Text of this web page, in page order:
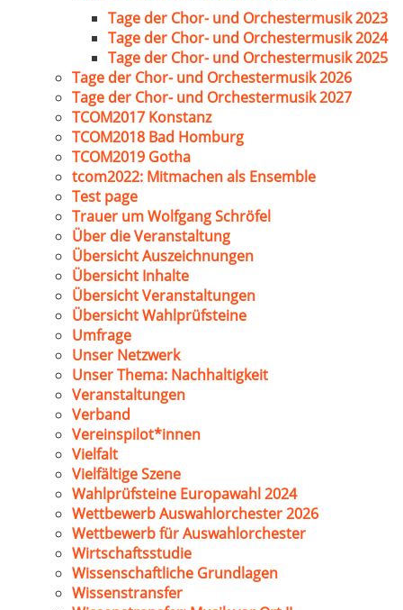
Tage der Chor- und Orchestermusik 2023
Tage der Chor- und Orchestermusik 2024
Tage der Chor- und Orchestermusik 2025
Tage der Chor- und Orchestermusik 2026
Tage der Chor- und Orchestermusik 2027
TCOM2017 Konstanz
TCOM2018 Bad Homburg
TCOM2019 Gotha
tcom2022: Mitmachen als Ensemble
Test page
Trauer um Wolfgang Schröfel
Über die Veranstaltung
Übersicht Auszeichnungen
Übersicht Inhalte
Übersicht Veranstaltungen
Übersicht Wahlprüfsteine
Umfrage
Unser Netzwerk
Unser Thema: Nachhaltigkeit
Veranstaltungen
Verband
Vereinspilot*innen
Vielfalt
Vielfältige Szene
Wahlprüfsteine Europawahl 2024
Wettbewerb Auswahlorchester 2026
Wettbewerb für Auswahlorchester
Wirtschaftsstudie
Wissenschaftliche Grundlagen
Wissenstransfer